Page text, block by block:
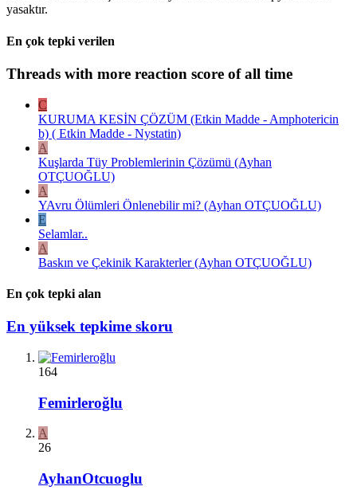
yasaktır.
En çok tepki verilen
Threads with more reaction score of all time
C
KURUMA KESİN ÇÖZÜM (Etkin Madde - Amphotericin
b) ( Etkin Madde - Nystatin)
A
Kuşlarda Tüy Problemlerinin Çözümü (Ayhan
OTÇUOĞLU)
A
YAvru Ölümleri Önlenebilir mi? (Ayhan OTÇUOĞLU)
E
Selamlar..
A
Baskın ve Çekinik Karakterler (Ayhan OTÇUOĞLU)
En çok tepki alan
En yüksek tepkime skoru
164
Femirleroğlu
A
26
AyhanOtcuoglu